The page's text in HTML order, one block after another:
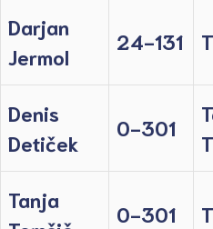
Darjan
Jermol
24-131
Denis
Detiček
0-301
Tanja
0-301